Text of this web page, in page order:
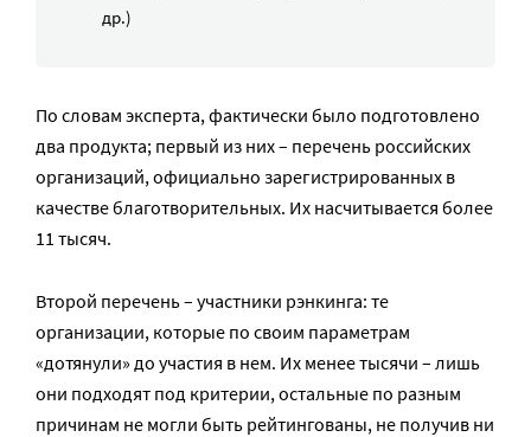
др.)
По словам эксперта, фактически было подготовлено
два продукта; первый из них – перечень российских
организаций, официально зарегистрированных в
качестве благотворительных. Их насчитывается более
11 тысяч.
Второй перечень – участники рэнкинга: те
организации, которые по своим параметрам
«дотянули» до участия в нем. Их менее тысячи – лишь
они подходят под критерии, остальные по разным
причинам не могли быть рейтингованы, не получив ни